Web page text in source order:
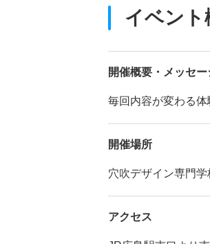
イベント
開催概要・メッセー
毎回内容が変わる体
開催場所
穴吹デザイン専門学
アクセス